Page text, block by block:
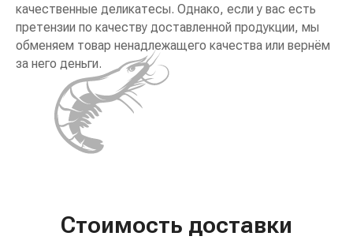
качественные деликатесы. Однако, если у вас есть
претензии по качеству доставленной продукции, мы
обменяем товар ненадлежащего качества или вернём
за него деньги.
Стоимость доставки